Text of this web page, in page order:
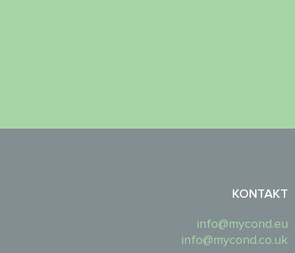
KONTAKT
info@mycond.eu
info@mycond.co.uk